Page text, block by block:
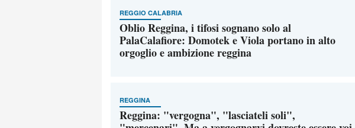
REGGIO CALABRIA
Oblio Reggina, i tifosi sognano solo al
PalaCalafiore: Domotek e Viola portano in alto
orgoglio e ambizione reggina
REGGINA
Reggina: "vergogna", "lasciateli soli",